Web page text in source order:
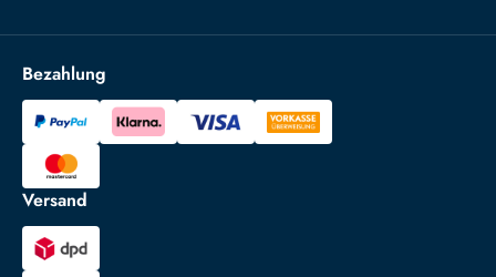
Bezahlung
Versand